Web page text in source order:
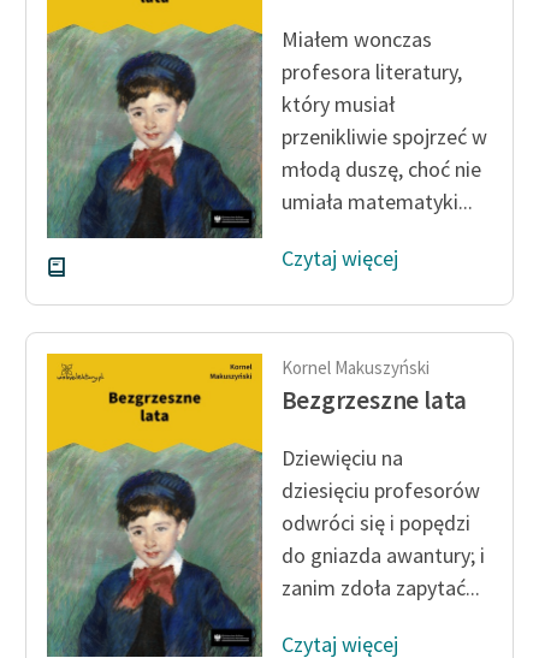
O projekcie
Zespół
Zasady wykorzystania
Wolnych Lektur
Logotypy
Materiały promocyjne
Polityka prywatności
Regulamin biblioteki
Dane fundacji i
sprawozdania finansowe
Regulamin darowizn
Informacja o treściach
wrażliwych
Deklaracja dostępności
Miałem wonczas
profesora literatury,
który musiał
przenikliwie spojrzeć w
młodą duszę, choć nie
umiała matematyki...
Czytaj więcej
Kornel Makuszyński
Bezgrzeszne lata
Dziewięciu na
dziesięciu profesorów
odwróci się i popędzi
do gniazda awantury; i
zanim zdoła zapytać...
Czytaj więcej